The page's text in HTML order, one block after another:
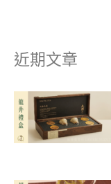
近期文章